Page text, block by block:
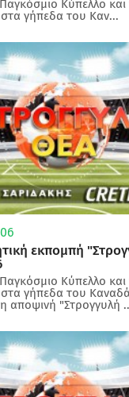
Κύπελλο και
γήπεδα του Καν...
εκπομπή
Κύπελλο και
γήπεδα του
αποψινή "Στρογγυλή